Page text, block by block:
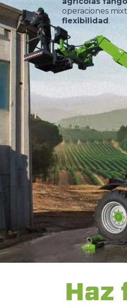
operaciones
flexibilidad.
Haz